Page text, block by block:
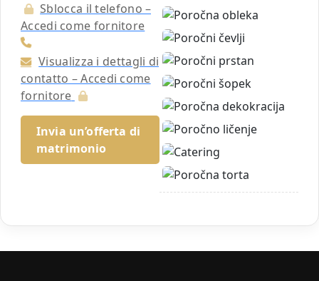
Sblocca il telefono –
Accedi come fornitore
Visualizza i dettagli di
contatto – Accedi come
fornitore
Invia un’offerta di
matrimonio